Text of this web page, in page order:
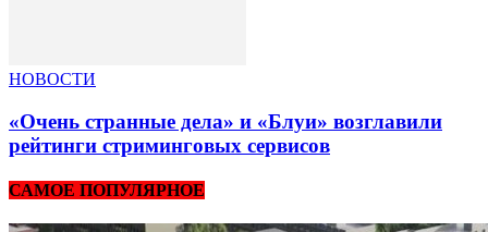
НОВОСТИ
«Очень странные дела» и «Блуи» возглавили
рейтинги стриминговых сервисов
САМОЕ ПОПУЛЯРНОЕ